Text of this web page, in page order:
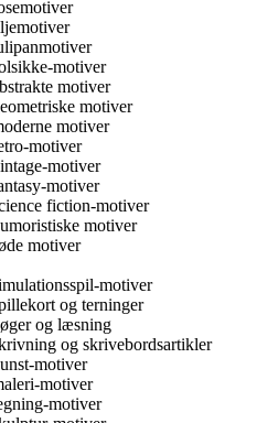
motiver
motiver
motiver
motiver
motiver
motiver
motiver
fiction-motiver
motiver
motiver
motiver
og terninger
og læsning
og skrivebordsartikler
motiver
motiver
motiver